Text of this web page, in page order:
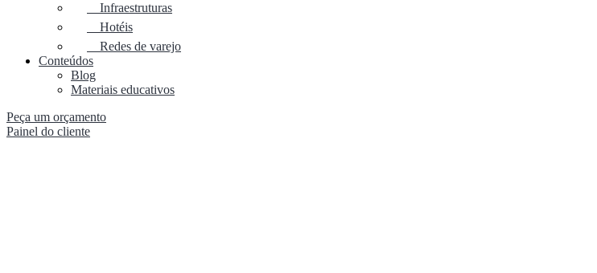
Infraestruturas
Hotéis
Redes de varejo
Conteúdos
Blog
Materiais educativos
Peça um orçamento
Painel do cliente